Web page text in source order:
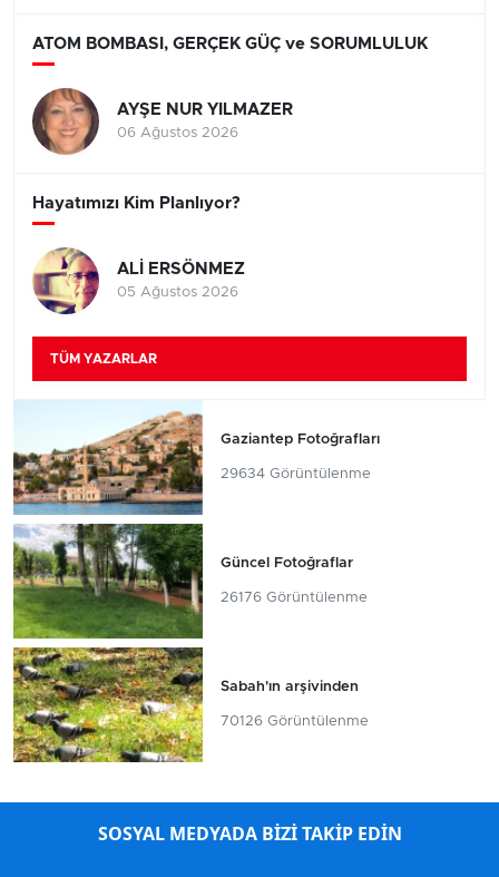
ATOM BOMBASI, GERÇEK GÜÇ ve SORUMLULUK
AYŞE NUR YILMAZER
06 Ağustos 2026
Hayatımızı Kim Planlıyor?
ALİ ERSÖNMEZ
05 Ağustos 2026
TÜM YAZARLAR
Gaziantep Fotoğrafları
29634 Görüntülenme
Güncel Fotoğraflar
26176 Görüntülenme
Sabah'ın arşivinden
70126 Görüntülenme
SOSYAL MEDYADA BİZİ TAKİP EDİN